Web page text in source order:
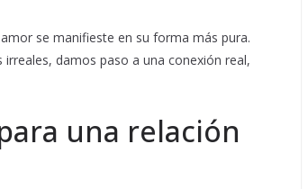
se manifieste en su forma más pura.
damos paso a una conexión real,
una relación